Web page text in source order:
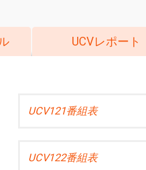
UCVレポート
UCV121番組表
UCV122番組表